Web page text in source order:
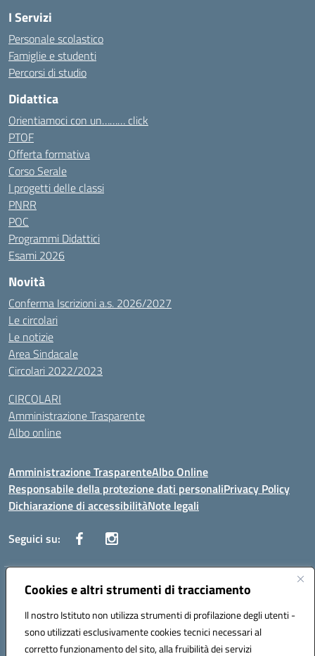
Cookies e altri strumenti di tracciamento
Il nostro Istituto non utilizza strumenti di profilazione degli utenti -
sono utilizzati esclusivamente cookies tecnici necessari al
corretto funzionamento del sito, alla fruibilità dei servizi
I Servizi
Personale scolastico
Famiglie e studenti
Percorsi di studio
Didattica
Orientiamoci con un……… click
PTOF
Offerta formativa
Corso Serale
I progetti delle classi
PNRR
POC
Programmi Didattici
Esami 2026
Novità
Conferma Iscrizioni a.s. 2026/2027
Le circolari
Le notizie
Area Sindacale
Circolari 2022/2023
CIRCOLARI
Amministrazione Trasparente
Albo online
Amministrazione TrasparenteAlbo Online
Responsabile della protezione dati personaliPrivacy Policy
Dichiarazione di accessibilitàNote legali
Seguici su:
Indirizzo:Corso Vittorio Emanuele, 27 90133 - Palermo
Posta elettronica certificata (PEC):pais03600r@pec.istruzione.it
Codice fiscale: 97308550827